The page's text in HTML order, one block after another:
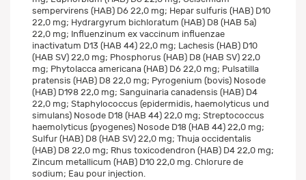
sempervirens (HAB) D6 22,0 mg; Hepar sulfuris (HAB) D10
22,0 mg; Hydrargyrum bichloratum (HAB) D8 (HAB 5a)
22,0 mg; Influenzinum ex vaccinum influenzae
inactivatum D13 (HAB 44) 22,0 mg; Lachesis (HAB) D10
(HAB SV) 22,0 mg; Phosphorus (HAB) D8 (HAB SV) 22,0
mg; Phytolacca americana (HAB) D6 22,0 mg; Pulsatilla
pratensis (HAB) D8 22,0 mg; Pyrogenium (bovis) Nosode
(HAB) D198 22,0 mg; Sanguinaria canadensis (HAB) D4
22,0 mg; Staphylococcus (epidermidis, haemolyticus und
simulans) Nosode D18 (HAB 44) 22,0 mg; Streptococcus
haemolyticus (pyogenes) Nosode D18 (HAB 44) 22,0 mg;
Sulfur (HAB) D8 (HAB SV) 22,0 mg; Thuja occidentalis
(HAB) D8 22,0 mg; Rhus toxicodendron (HAB) D4 22,0 mg;
Zincum metallicum (HAB) D10 22,0 mg. Chlorure de
sodium; Eau pour injection.